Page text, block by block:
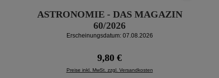
ASTRONOMIE - DAS MAGAZIN
60/2026
Erscheinungsdatum: 07.08.2026
Regulärer Preis:
9,80 €
Preise inkl. MwSt. zzgl. Versandkosten